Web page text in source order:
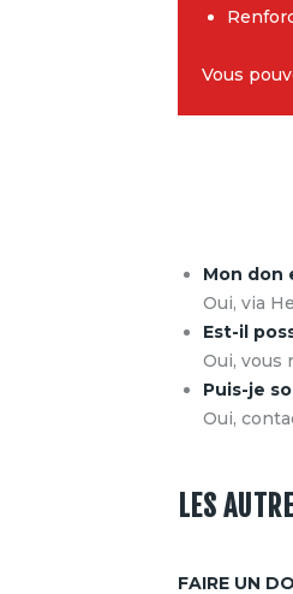
Vous
Mon don
Oui, via
Est-il
Oui, vous
Puis-je
Oui,
LES
FAIRE UN